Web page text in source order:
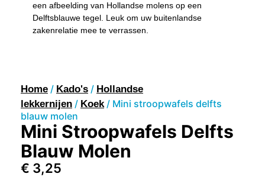
een afbeelding van Hollandse molens op een
Delftsblauwe tegel. Leuk om uw buitenlandse
zakenrelatie mee te verrassen.
Home / Kado's / Hollandse
lekkernijen / Koek/ Mini stroopwafels delfts
blauw molen
Mini Stroopwafels Delfts
Blauw Molen
€ 3,25